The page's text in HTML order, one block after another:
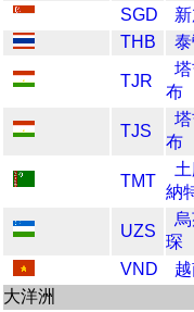
SGD
THB
TJR
布
TJS
布
TMT
納
UZS
琛
VND
大洋洲